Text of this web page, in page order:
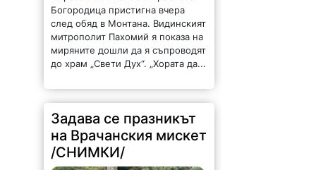
Задава се празникът
на Врачанския мискет
/СНИМКИ/